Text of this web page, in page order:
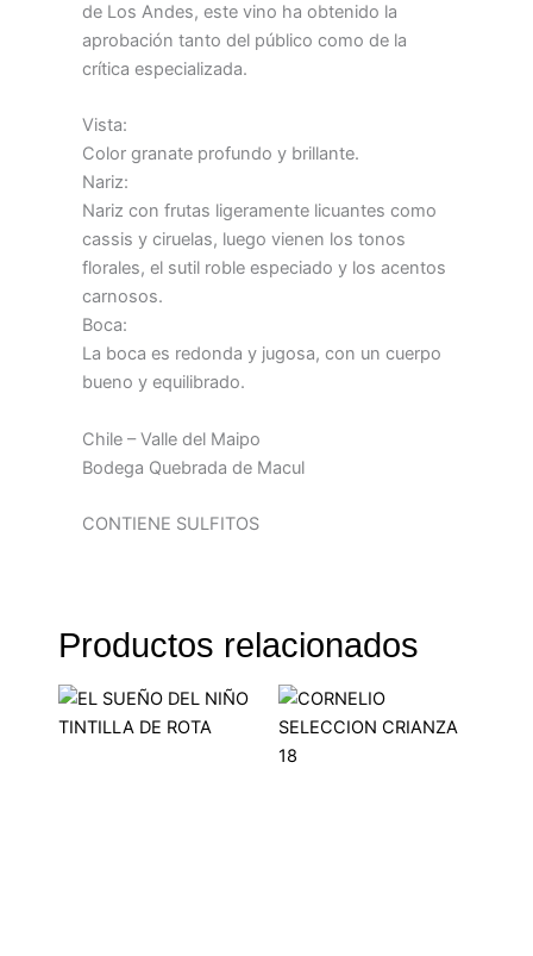
de Los Andes, este vino ha obtenido la
aprobación tanto del público como de la
crítica especializada.
Vista:
Color granate profundo y brillante.
Nariz:
Nariz con frutas ligeramente licuantes como
cassis y ciruelas, luego vienen los tonos
florales, el sutil roble especiado y los acentos
carnosos.
Boca:
La boca es redonda y jugosa, con un cuerpo
bueno y equilibrado.
Chile – Valle del Maipo
Bodega Quebrada de Macul
CONTIENE SULFITOS
Productos relacionados